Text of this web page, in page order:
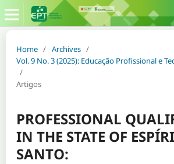
Home / Archives /
Vol. 9 No. 3 (2025): Educação Profissional e
/
Artigos
PROFESSIONAL
IN THE STATE OF
SANTO: